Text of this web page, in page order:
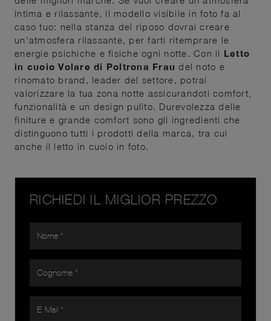
intima e rilassante, il modello visibile in foto fa al
caso tuo: nella stanza del riposo dovrai creare
un'atmosfera rilassante, per farti ritemprare le
energie psichiche e fisiche ogni notte. Con il Letto
in cuoio Volare di Poltrona Frau del noto e
rinomato brand, leader del settore, potrai
valorizzare la tua zona notte assicurandoti comfort,
funzionalità e un design pulito. Durevolezza delle
finiture e grande comfort sono gli ingredienti che
distinguono tutti i prodotti della marca, tra cui
anche il letto in cuoio in foto.
RICHIEDI IL MIGLIOR PREZZO